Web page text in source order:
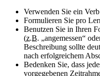
Verwenden Sie ein
Formulieren Sie pro
Benutzen Sie in Ihren
(z.B. „angemessen“
Beschreibung sollte
nach erfolgreichem
Bedenken Sie, dass
vorgegebenen